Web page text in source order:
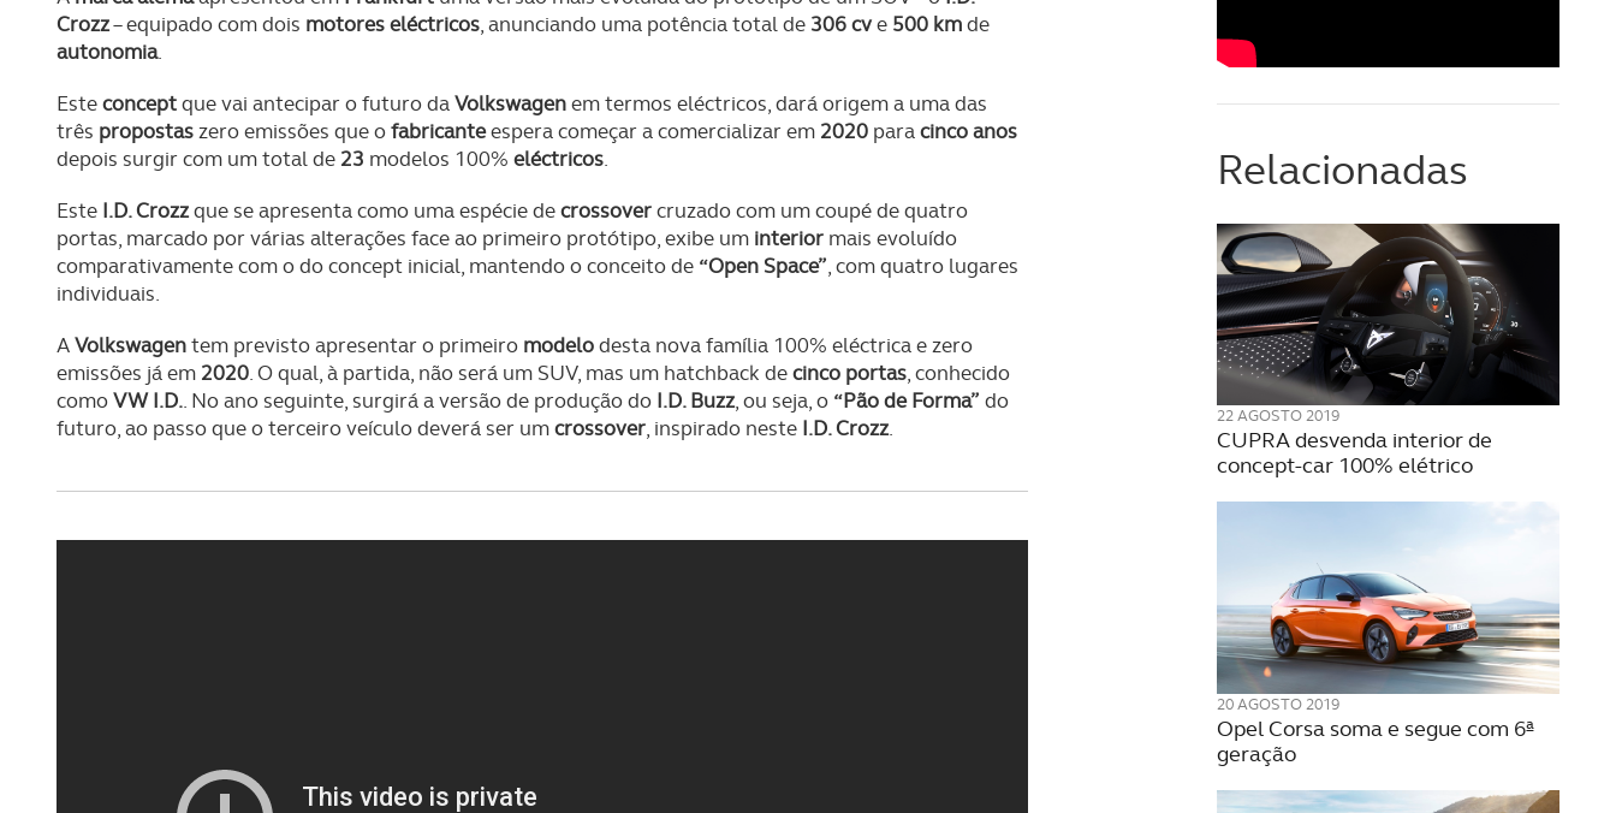
Crozz– equipado com dois motores eléctricos, anunciando uma potência total de 306 cve 500 kmde
autonomia.
Esteconceptque vai antecipar o futuro daVolkswagenem termos eléctricos, dará origem a uma das
três propostaszero emissões que ofabricanteespera começar a comercializar em 2020 paracinco anos
depois surgir com um total de 23 modelos 100% eléctricos.
Este I.D. Crozzque se apresenta como uma espécie decrossovercruzado com um coupé de quatro
portas, marcado por várias alterações face ao primeiro protótipo, exibe um interior mais evoluído
comparativamente com o do concept inicial, mantendo o conceito de “Open Space”, com quatro lugares
individuais.
AVolkswagentem previsto apresentar o primeiro modelodesta nova família 100% eléctrica e zero
emissões já em 2020. O qual, à partida, não será um SUV, mas um hatchback decinco portas, conhecido
comoVW I.D.. No ano seguinte, surgirá a versão de produção do I.D. Buzz, ou seja, o “Pão de Forma” do
futuro, ao passo que o terceiro veículo deverá ser umcrossover, inspirado neste I.D. Crozz.
Relacionadas
22 AGOSTO 2019
CUPRA desvenda interior de
concept-car 100% elétrico
20 AGOSTO 2019
Opel Corsa soma e segue com 6ª
geração